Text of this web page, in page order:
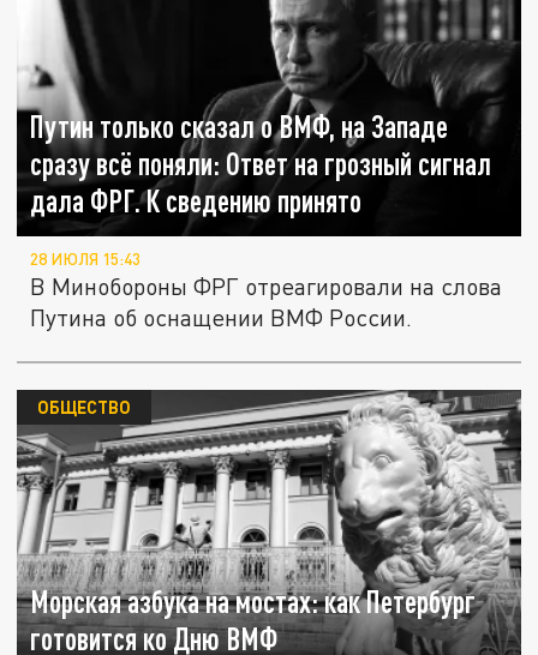
Путин только сказал о ВМФ, на Западе
сразу всё поняли: Ответ на грозный сигнал
дала ФРГ. К сведению принято
28 ИЮЛЯ 15:43
В Минобороны ФРГ отреагировали на слова
Путина об оснащении ВМФ России.
Морская азбука на мостах: как Петербург
готовится ко Дню ВМФ
ОБЩЕСТВО